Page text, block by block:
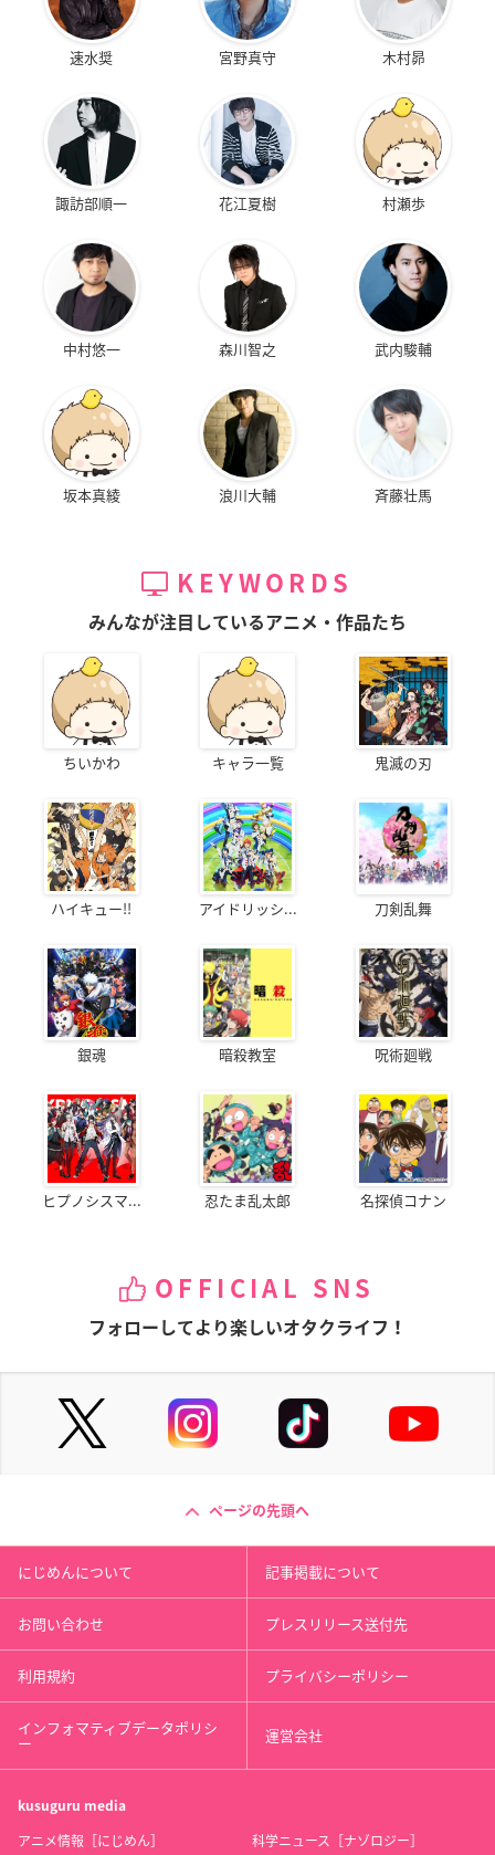
速水奨 宮野真守 木村昴
諏訪部順一 花江夏樹 村瀬歩
中村悠一 森川智之 武内駿輔
坂本真綾 浪川大輔 斉藤壮馬
KEYWORDS
みんなが注目しているアニメ・作品たち
ちいかわ キャラ一覧 鬼滅の刃
ハイキュー!! アイドリッシ... 刀剣乱舞
銀魂 暗殺教室 呪術廻戦
ヒプノシスマ... 忍たま乱太郎 名探偵コナン
OFFICIAL SNS
フォローしてより楽しいオタクライフ！
ページの先頭へ
にじめんについて 記事掲載について
お問い合わせ プレスリリース送付先
利用規約 プライバシーポリシー
インフォマティブデータポリシ
ー 運営会社
kusuguru media
アニメ情報［にじめん］ 科学ニュース［ナゾロジー］